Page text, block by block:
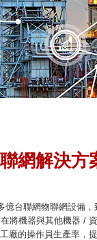
網解決方
台聯網物聯網設備
將機器與其他機器 /
廠的操作員生產率，